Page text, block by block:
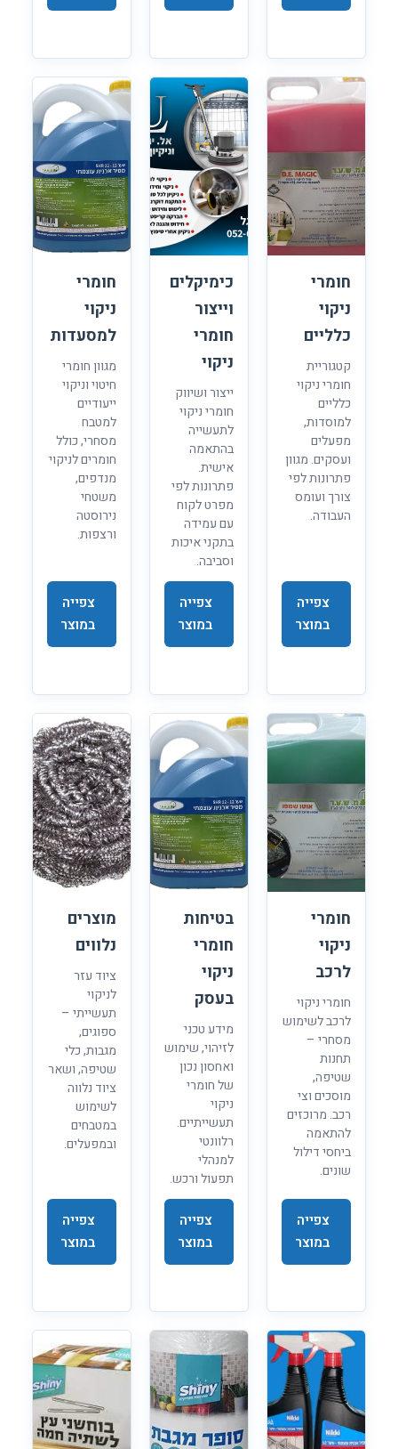
חומרי
ניקוי
כלליים
קטגוריית
חומרי ניקוי
כלליים
למוסדות,
מפעלים
ועסקים. מגוון
פתרונות לפי
צורך ועומס
העבודה.
צפייה
במוצר
כימיקלים
וייצור
חומרי
ניקוי
ייצור ושיווק
חומרי ניקוי
לתעשייה
בהתאמה
אישית.
פתרונות לפי
מפרט לקוח
עם עמידה
בתקני איכות
וסביבה.
צפייה
במוצר
חומרי
ניקוי
למסעדות
מגוון חומרי
חיטוי וניקוי
ייעודיים
למטבח
מסחרי, כולל
חומרים לניקוי
מנדפים,
משטחי
נירוסטה
ורצפות.
צפייה
במוצר
חומרי
ניקוי
לרכב
חומרי ניקוי
לרכב לשימוש
מסחרי –
תחנות
שטיפה,
מוסכים וצי
רכב. מרוכזים
להתאמה
ביחסי דילול
שונים.
צפייה
במוצר
בטיחות
חומרי
ניקוי
בעסק
מידע טכני
לזיהוי, שימוש
ואחסון נכון
של חומרי
ניקוי
תעשייתיים.
רלוונטי
למנהלי
תפעול ורכש.
צפייה
במוצר
מוצרים
נלווים
ציוד עזר
לניקוי
תעשייתי –
ספוגים,
מגבות, כלי
שטיפה, ושאר
ציוד נלווה
לשימוש
במטבחים
ובמפעלים.
צפייה
במוצר